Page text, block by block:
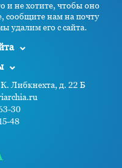
и не хотите, чтобы оно
сообщите нам на почту
удалим его с сайта.
Либкнехта, д. 22 Б
30
48